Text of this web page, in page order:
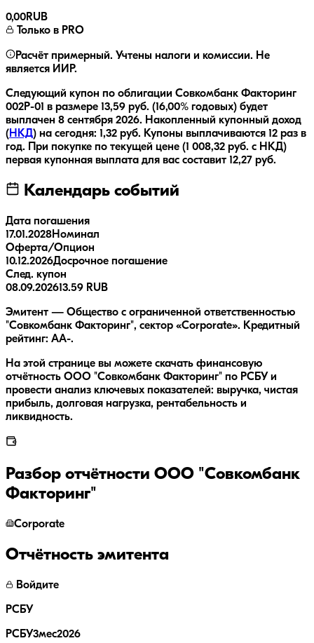
0,00RUB
Только в PRO
Расчёт примерный. Учтены налоги и комиссии. Не
является ИИР.
Следующий купон по облигации Совкомбанк Факторинг
002P-01 в размере 13,59 руб. (16,00% годовых) будет
выплачен 8 сентября 2026. Накопленный купонный доход
( НКД) на сегодня: 1,32 руб. Купоны выплачиваются 12 раз в
год.
При покупке по текущей цене (1 008,32 руб. с НКД)
первая купонная выплата для вас составит 12,27 руб.
Календарь событий
Дата погашения
17.01.2028Номинал
Оферта/Опцион
10.12.2026Досрочное погашение
След. купон
08.09.202613.59 RUB
Эмитент — Общество с ограниченной ответственностью
"Совкомбанк Факторинг", сектор «Corporate». Кредитный
рейтинг: AA-.
На этой странице вы можете скачать финансовую
отчётность ООО "Совкомбанк Факторинг" по РСБУ и
провести анализ ключевых показателей: выручка, чистая
прибыль, долговая нагрузка, рентабельность и
ликвидность.
Разбор отчётности ООО "Совкомбанк
Факторинг"
Corporate
Отчётность эмитента
Войдите
РСБУ
РСБУ3мес2026